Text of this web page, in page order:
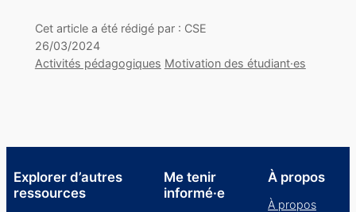
Cet article a été rédigé par : CSE
26/03/2024
Activités pédagogiques Motivation des étudiant·es
Explorer d’autres
ressources
Me tenir
informé·e
À propos
À propos